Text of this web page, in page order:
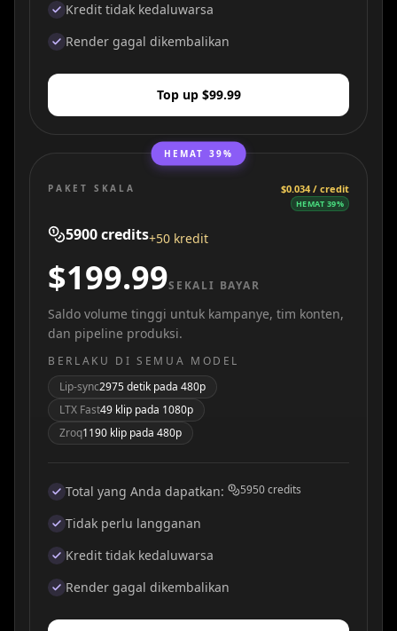
Kredit tidak kedaluwarsa
Render gagal dikembalikan
Top up $99.99
HEMAT 39%
PAKET SKALA $0.034 / credit
HEMAT 39%
5900credits+50 kredit
$199.99SEKALI BAYAR
Saldo volume tinggi untuk kampanye, tim konten,
dan pipeline produksi.
BERLAKU DI SEMUA MODEL
Lip-sync2975 detik pada 480p
LTX Fast49 klip pada 1080p
Zroq1190 klip pada 480p
Total yang Anda dapatkan: 5950credits
Tidak perlu langganan
Kredit tidak kedaluwarsa
Render gagal dikembalikan